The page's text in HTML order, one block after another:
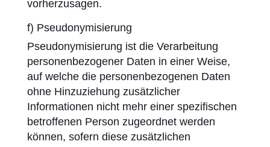
vorherzusagen.
f) Pseudonymisierung
Pseudonymisierung ist die Verarbeitung
personenbezogener Daten in einer Weise,
auf welche die personenbezogenen Daten
ohne Hinzuziehung zusätzlicher
Informationen nicht mehr einer spezifischen
betroffenen Person zugeordnet werden
können, sofern diese zusätzlichen